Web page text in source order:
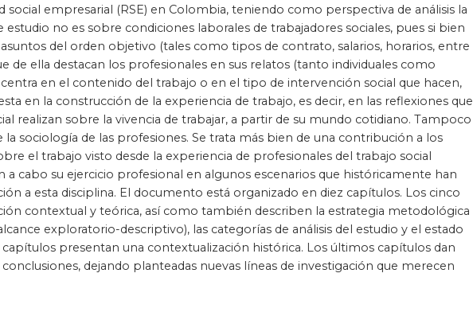
social empresarial (RSE) en Colombia, teniendo como perspectiva de análisis la
no es sobre condiciones laborales de trabajadores sociales, pues si bien
del orden objetivo (tales como tipos de contrato, salarios, horarios, entre
de ella destacan los profesionales en sus relatos (tanto individuales como
en el contenido del trabajo o en el tipo de intervención social que hacen,
en la construcción de la experiencia de trabajo, es decir, en las reflexiones que
realizan sobre la vivencia de trabajar, a partir de su mundo cotidiano. Tampoco
la sociología de las profesiones. Se trata más bien de una contribución a los
el trabajo visto desde la experiencia de profesionales del trabajo social
a cabo su ejercicio profesional en algunos escenarios que históricamente han
a esta disciplina. El documento está organizado en diez capítulos. Los cinco
contextual y teórica, así como también describen la estrategia metodológica
exploratorio-descriptivo), las categorías de análisis del estudio y el estado
presentan una contextualización histórica. Los últimos capítulos dan
dejando planteadas nuevas líneas de investigación que merecen